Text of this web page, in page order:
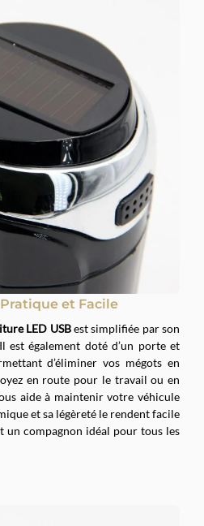
et Facile
LED USBest simplifiée par son
est également doté d’un porte et
d’éliminer vos mégots en
en route pour le travail ou en
aide à maintenir votre véhicule
et sa légèreté le rendent facile
un compagnon idéal pour tous les